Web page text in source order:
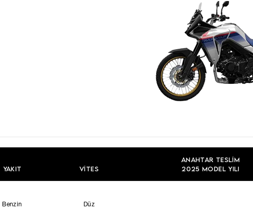
YAKIT VITES
ANAHTAR TESLIM
2025 MODEL YILI
Benzin Düz